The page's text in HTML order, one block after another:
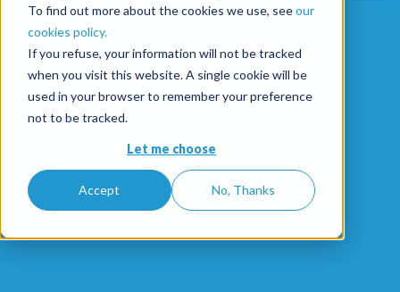
To find out more about the cookies we use, seeour
cookies policy.
If you refuse, your information will not be tracked
when you visit this website. A single cookie will be
used in your browser to remember your preference
not to be tracked.
Let me choose
Accept No, Thanks